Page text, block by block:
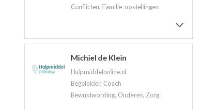
Conflicten, Familie-opstellingen
Michiel de Klein
Hulpmiddelonline.nl
Begeleider, Coach
Bewustwording, Ouderen, Zorg